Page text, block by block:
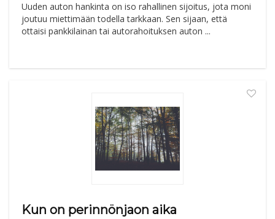
Uuden auton hankinta on iso rahallinen sijoitus, jota moni
joutuu miettimään todella tarkkaan. Sen sijaan, että
ottaisi pankkilainan tai autorahoituksen auton ...
Kun on perinnönjaon aika